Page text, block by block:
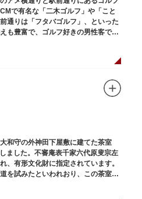
で有名な「二木ゴルフ」や「こと
通りは「フタバゴルフ」、といった
も豊富で、ゴルフ好きの男性客で賑
和守の外神田下屋敷に建てた茶室
ました。不審庵表千家六代原叟宗左
、有形文化財に指定されています。
を試みたといわれおり、この茶室は